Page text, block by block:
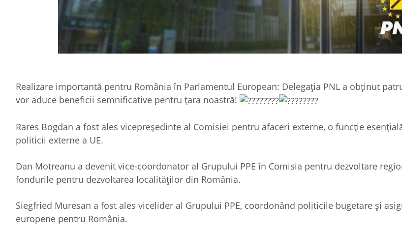
Realizare importantă pentru România în Parlamentul European: Delegația PNL a obținut
vor aduce beneficii semnificative pentru țara noastră!
Rares Bogdan a fost ales vicepreședinte al Comisiei pentru afaceri externe, o funcție
politicii externe a UE.
Dan Motreanu a devenit vice-coordonator al Grupului PPE în Comisia pentru dezvoltare
fondurile pentru dezvoltarea localităților din România.
Siegfried Muresan a fost ales vicelider al Grupului PPE, coordonând politicile bugetare și
europene pentru România.